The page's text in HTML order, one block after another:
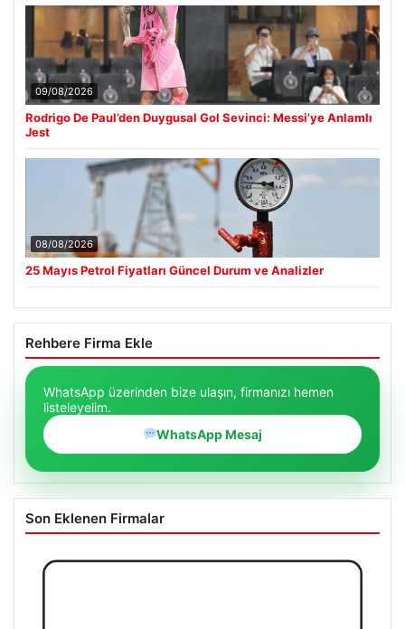
09/08/2026
Rodrigo De Paul’den Duygusal Gol Sevinci: Messi’ye Anlamlı
Jest
08/08/2026
25 Mayıs Petrol Fiyatları Güncel Durum ve Analizler
Rehbere Firma Ekle
WhatsApp üzerinden bize ulaşın, firmanızı hemen
listeleyelim.
WhatsApp Mesaj
Son Eklenen Firmalar